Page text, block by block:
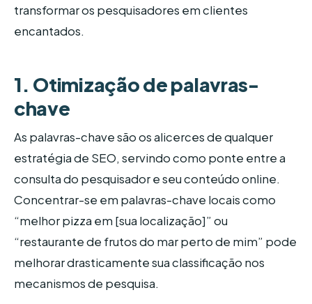
transformar os pesquisadores em clientes
encantados.
1. Otimização de palavras-
chave
As palavras-chave são os alicerces de qualquer
estratégia de SEO, servindo como ponte entre a
consulta do pesquisador e seu conteúdo online.
Concentrar-se em palavras-chave locais como
“melhor pizza em [sua localização]” ou
“restaurante de frutos do mar perto de mim” pode
melhorar drasticamente sua classificação nos
mecanismos de pesquisa.